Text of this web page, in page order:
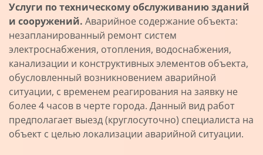
Услуги по техническому обслуживанию зданий
и сооружений. Аварийное содержание объекта:
незапланированный ремонт систем
электроснабжения, отопления, водоснабжения,
канализации и конструктивных элементов объекта,
обусловленный возникновением аварийной
ситуации, с временем реагирования на заявку не
более 4 часов в черте города. Данный вид работ
предполагает выезд (круглосуточно) специалиста на
объект с целью локализации аварийной ситуации.